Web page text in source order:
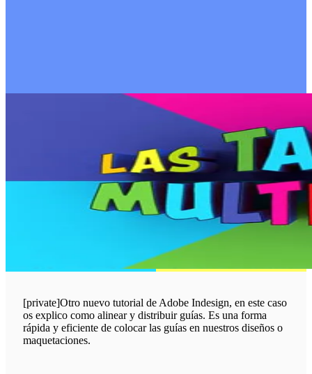
[private]Otro nuevo tutorial de Adobe Indesign, en este caso
os explico como alinear y distribuir guías. Es una forma
rápida y eficiente de colocar las guías en nuestros diseños o
maquetaciones.